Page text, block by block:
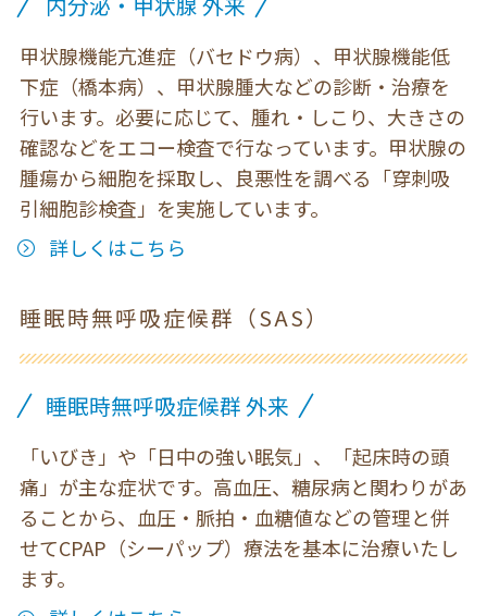
甲状腺機能亢進症（バセドウ病）、甲状腺機能低
下症（橋本病）、甲状腺腫大などの診断・治療を
行います。必要に応じて、腫れ・しこり、大きさの
確認などをエコー検査で行なっています。甲状腺の
腫瘍から細胞を採取し、良悪性を調べる「穿刺吸
引細胞診検査」を実施しています。
詳しくはこちら
睡眠時無呼吸症候群（SAS）
睡眠時無呼吸症候群 外来
「いびき」や「日中の強い眠気」、「起床時の頭
痛」が主な症状です。高血圧、糖尿病と関わりがあ
ることから、血圧・脈拍・血糖値などの管理と併
せてCPAP（シーパップ）療法を基本に治療いたし
ます。